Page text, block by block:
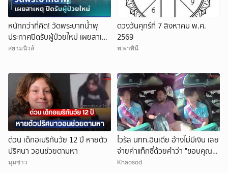
หนักกว่าที่คิด! วัดพระบาทน้ำพุ
ประกาศปิดรับผู้ป่วยใหม่ เผยสาเหตุ
สุดสะเทือนใจ
สยามนิวส์
ดวงวันศุกร์ที่ 7 สิงหาคม พ.ศ.
2569
พ.พาทินี
ด่วน เด็กอเมริกันวัย 12 ปี หายตัว
ปริศนา วอนช่วยตามหา
มุมข่าว
ไวรัล นทท.อินเดีย อ้างไม่มีเงิน เลย
จ่ายค่าแท็กซี่ด้วยคำว่า "ขอบคุณ"
คนขับอึ้ง แห่วิจารณ์
Khaosod